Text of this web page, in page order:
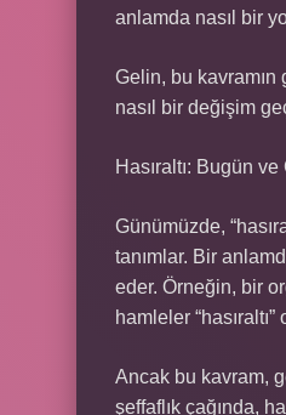
anlamda nasıl bir
Gelin, bu kavramın
nasıl bir değişim
Hasıraltı: Bugün
Günümüzde,
tanımlar. Bir
eder. Örneğin, bir
hamleler
Ancak bu kavram,
şeffaflık çağında,